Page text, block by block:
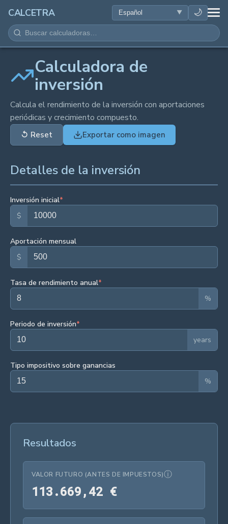
CALCETRA 🌙
MATEMÁTICAS
CONVERSIONES
CIENCIA
COTIDIANO
OTRAS HERRAMIENTAS
Calculadora de
inversión
Calcula el rendimiento de la inversión con aportaciones
periódicas y crecimiento compuesto.
↺ Reset Exportar como imagen
Detalles de la inversión
Inversión inicial*
$
Aportación mensual
$
Tasa de rendimiento anual*
%
Periodo de inversión*
years
Tipo impositivo sobre ganancias
%
Resultados
VALOR FUTURO (ANTES DE IMPUESTOS)ⓘ
113.669,42 €113.669,42 €